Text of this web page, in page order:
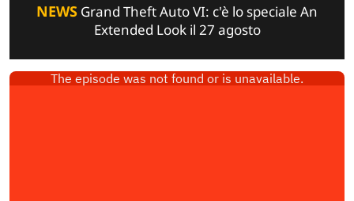
NEWS Grand Theft Auto VI: c'è lo speciale An
Extended Look il 27 agosto